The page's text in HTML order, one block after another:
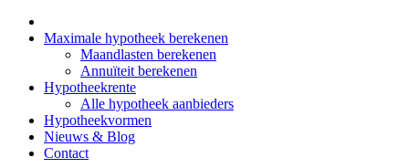
Maximale hypotheek berekenen
Maandlasten berekenen
Annuïteit berekenen
Hypotheekrente
Alle hypotheek aanbieders
Hypotheekvormen
Nieuws & Blog
Contact